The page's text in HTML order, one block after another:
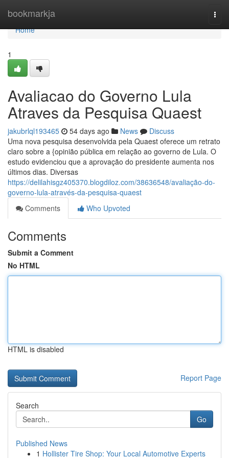
bookmarkja
Home
Home
1
Avaliacao do Governo Lula
Atraves da Pesquisa Quaest
jakubrlql193465 54 days ago News
Discuss
Uma nova pesquisa desenvolvida pela Quaest oferece um retrato
claro sobre a {opinião pública em relação ao governo de Lula. O
estudo evidenciou que a aprovação do presidente aumenta nos
últimos dias. Diversas
https://delilahisgz405370.blogdiloz.com/38636548/avaliação-do-
governo-lula-através-da-pesquisa-quaest
Comments
Who Upvoted
Comments
Submit a Comment
No HTML
HTML is disabled
Report Page
Search
Go
Published News
1 Hollister Tire Shop: Your Local Automotive Experts